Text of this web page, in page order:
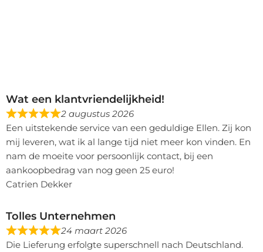
Wat een klantvriendelijkheid!
2 augustus 2026
Een uitstekende service van een geduldige Ellen. Zij kon
mij leveren, wat ik al lange tijd niet meer kon vinden. En
nam de moeite voor persoonlijk contact, bij een
aankoopbedrag van nog geen 25 euro!
Catrien Dekker
Tolles Unternehmen
24 maart 2026
Die Lieferung erfolgte superschnell nach Deutschland.